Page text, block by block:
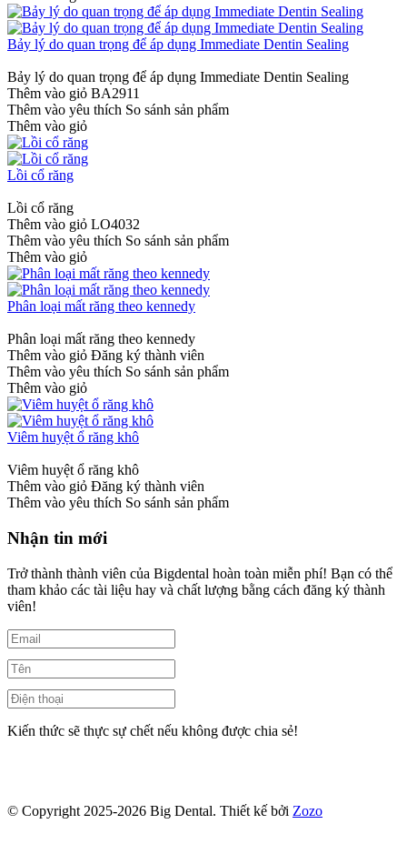
Bảy lý do quan trọng để áp dụng Immediate Dentin Sealing
Bảy lý do quan trọng để áp dụng Immediate Dentin Sealing
Thêm vào giỏ BA2911
Thêm vào yêu thích So sánh sản phẩm
Thêm vào giỏ
Lồi cổ răng
Lồi cổ răng
Thêm vào giỏ LO4032
Thêm vào yêu thích So sánh sản phẩm
Thêm vào giỏ
Phân loại mất răng theo kennedy
Phân loại mất răng theo kennedy
Thêm vào giỏ Đăng ký thành viên
Thêm vào yêu thích So sánh sản phẩm
Thêm vào giỏ
Viêm huyệt ổ răng khô
Viêm huyệt ổ răng khô
Thêm vào giỏ Đăng ký thành viên
Thêm vào yêu thích So sánh sản phẩm
Nhận tin mới
Trở thành thành viên của Bigdental hoàn toàn miễn phí! Bạn có thể
tham khảo các tài liệu hay và chất lượng bằng cách đăng ký thành
viên!
Kiến thức sẽ thực sự chết nếu không được chia sẻ!
© Copyright 2025-2026 Big Dental. Thiết kế bởi Zozo